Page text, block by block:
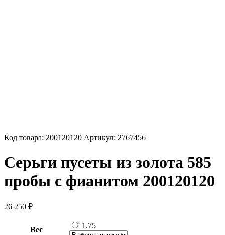
Код товара: 200120120 Артикул: 2767456
Серьги пусеты из золота 585
пробы с фианитом 200120120
26 250 ₽
Вес 1.75